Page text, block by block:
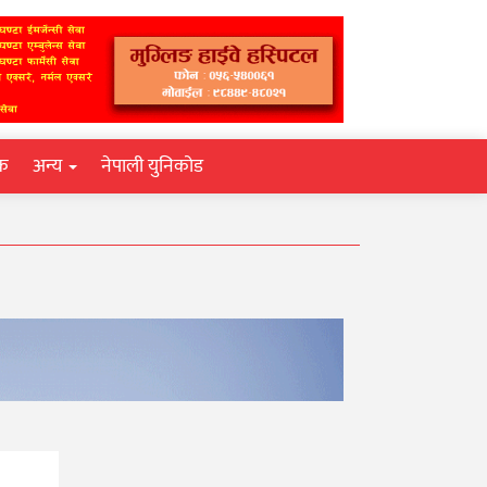
अन्य नेपाली युनिकोड